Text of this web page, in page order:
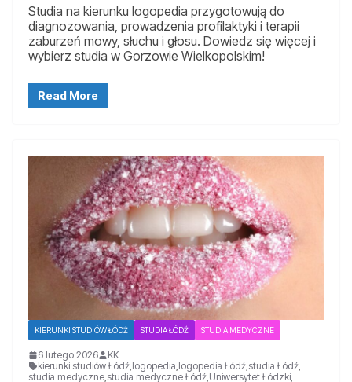
Studia na kierunku logopedia przygotowują do
diagnozowania, prowadzenia profilaktyki i terapii
zaburzeń mowy, słuchu i głosu. Dowiedz się więcej i
wybierz studia w Gorzowie Wielkopolskim!
Read More
KIERUNKI STUDIÓW ŁÓDŹ STUDIA ŁÓDŹ STUDIA MEDYCZNE
6 lutego 2026
KK
kierunki studiów Łódź logopedia logopedia Łódź studia Łódź
studia medyczne studia medyczne Łódź Uniwersytet Łódzki